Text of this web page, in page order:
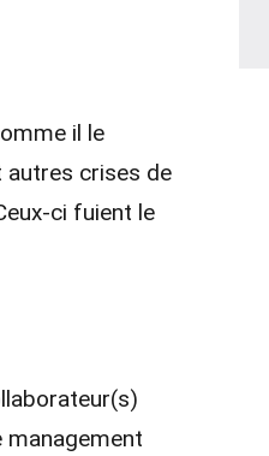
il le
autres crises de
ci fuient le
management